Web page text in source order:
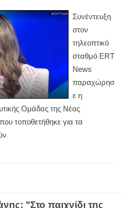
Συνέντευξη
στον
τηλεοπτικό
σταθμό ERT
News
παραχώρησ
ε η
Ομάδας της Νέας
τοποθετήθηκε για τα
"Στο παιχνίδι της